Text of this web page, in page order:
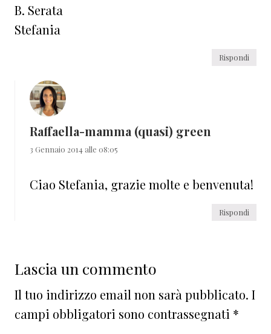
B. Serata
Stefania
Rispondi
Raffaella-mamma (quasi) green
3 Gennaio 2014 alle 08:05
Ciao Stefania, grazie molte e benvenuta!
Rispondi
Lascia un commento
Il tuo indirizzo email non sarà pubblicato. I
campi obbligatori sono contrassegnati *